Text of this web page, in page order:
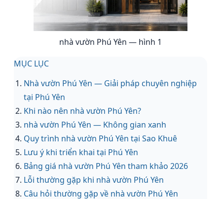
nhà vườn Phú Yên — hình 1
MỤC LỤC
Nhà vườn Phú Yên — Giải pháp chuyên nghiệp
tại Phú Yên
Khi nào nên nhà vườn Phú Yên?
nhà vườn Phú Yên — Không gian xanh
Quy trình nhà vườn Phú Yên tại Sao Khuê
Lưu ý khi triển khai tại Phú Yên
Bảng giá nhà vườn Phú Yên tham khảo 2026
Lỗi thường gặp khi nhà vườn Phú Yên
Câu hỏi thường gặp về nhà vườn Phú Yên